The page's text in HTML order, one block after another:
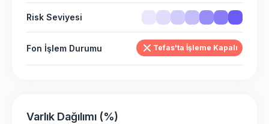
Risk Seviyesi
Fon İşlem Durumu Tefas'ta İşleme Kapalı
Varlık Dağılımı (%)